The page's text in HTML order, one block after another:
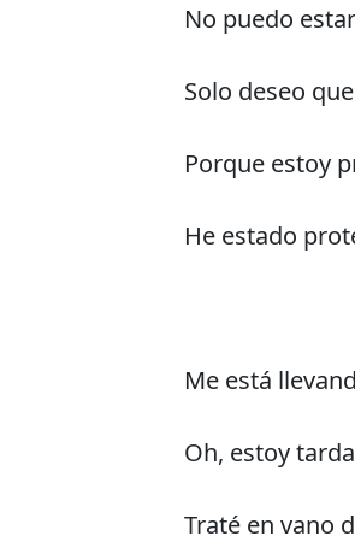
No puedo
Solo deseo
Porque estoy
He estado
Me está
Oh, estoy
Traté en vano